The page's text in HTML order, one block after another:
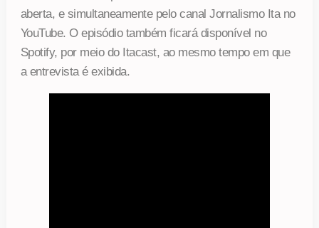
aberta, e simultaneamente pelo canal Jornalismo Ita no
YouTube. O episódio também ficará disponível no
Spotify, por meio do Itacast, ao mesmo tempo em que
a entrevista é exibida.